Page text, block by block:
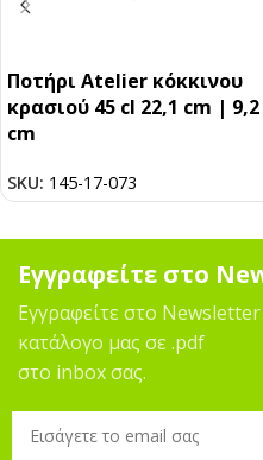
Ποτήρι Atelier κόκκινου
κρασιού 45 cl 22,1 cm | 9,2
cm
SKU: 145-17-073
Εγγραφείτε στο
Εγγραφείτε στο
κατάλογο μας σε .pdf
στο inbox σας.